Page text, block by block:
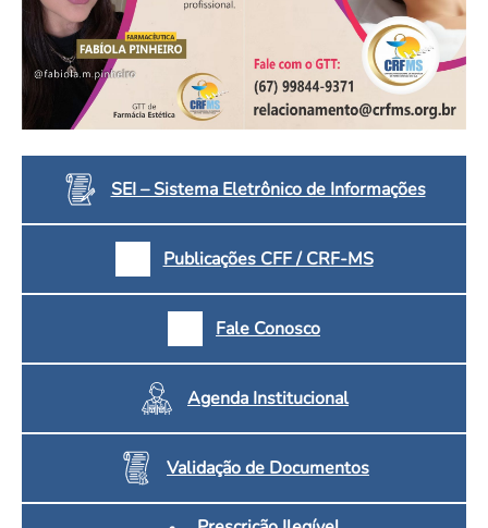
SEI – Sistema Eletrônico de Informações
Publicações CFF / CRF-MS
Fale Conosco
Agenda Institucional
Validação de Documentos